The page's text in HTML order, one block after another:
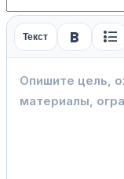
Текст format_bold format_list_bulleted